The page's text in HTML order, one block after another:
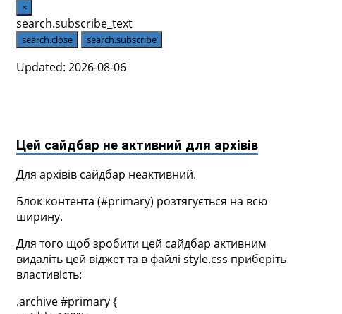
×
search.subscribe_text
search.close search.subscribe
Updated: 2026-08-06
Цей сайдбар не активний для архівів
Для архівів сайдбар неактивний.
Блок контента (#primary) розтягується на всю
ширину.
Для того щоб зробити цей сайдбар активним
видаліть цей віджет та в файлі style.css приберіть
властивість:
.archive #primary {